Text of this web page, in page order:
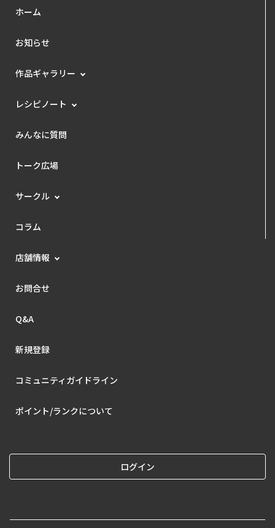
ホーム
お知らせ
作品ギャラリー
レシピノート
みんなに質問
トーク広場
サークル
コラム
店舗情報
お問合せ
Q&A
新規登録
コミュニティガイドライン
ポイント/ランクについて
ログイン